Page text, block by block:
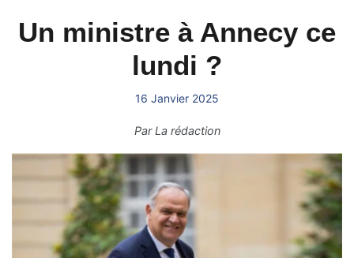
Un ministre à Annecy ce
lundi ?
16 Janvier 2025
ParLa rédaction